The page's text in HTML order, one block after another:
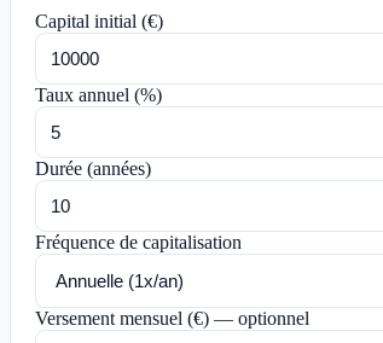
Capital initial (€)
Taux annuel (%)
Durée (années)
Fréquence de capitalisation
Versement mensuel (€) — optionnel